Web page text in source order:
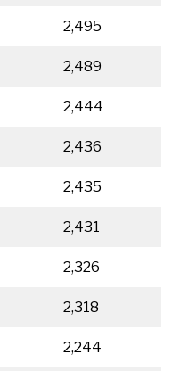
2,495
2,489
2,444
2,436
2,435
2,431
2,326
2,318
2,244